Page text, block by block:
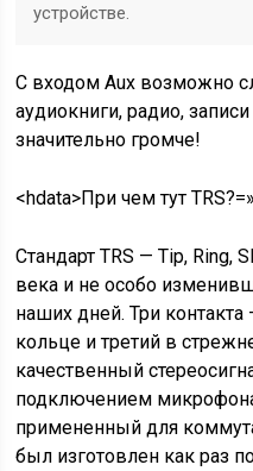
устройстве.
С входом Aux возможно
аудиокниги, радио,
значительно громче!
<hdata>При чем тут
Стандарт TRS — Tip, Ring,
века и не особо
наших дней. Три
кольце и третий в
качественный
подключением
примененный для
был изготовлен как раз